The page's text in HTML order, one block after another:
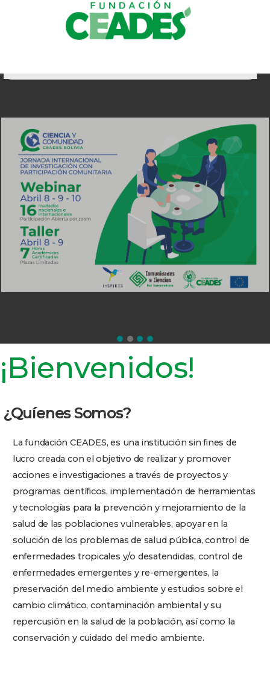
¡Bienvenidos!
¿Quíenes Somos?
La fundación CEADES, es una institución sin fines de
lucro creada con el objetivo de realizar y promover
acciones e investigaciones a través de proyectos y
programas científicos, implementación de herramientas
y tecnologías para la prevención y mejoramiento de la
salud de las poblaciones vulnerables, apoyar en la
solución de los problemas de salud pública, control de
enfermedades tropicales y/o desatendidas, control de
enfermedades emergentes y re-emergentes, la
preservación del medio ambiente y estudios sobre el
cambio climático, contaminación ambiental y su
repercusión en la salud de la población, así como la
conservación y cuidado del medio ambiente.